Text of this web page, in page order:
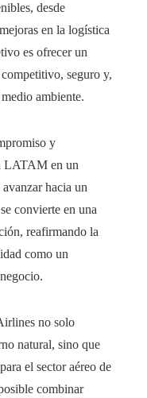
desde
en la logística
es ofrecer un
seguro y,
ambiente.
y
LATAM en un
hacia un
convierte en una
reafirmando la
como un
no solo
natural, sino que
el sector aéreo de
combinar